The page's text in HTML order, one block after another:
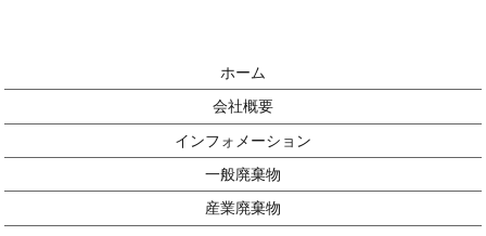
ホーム
会社概要
インフォメーション
一般廃棄物
産業廃棄物